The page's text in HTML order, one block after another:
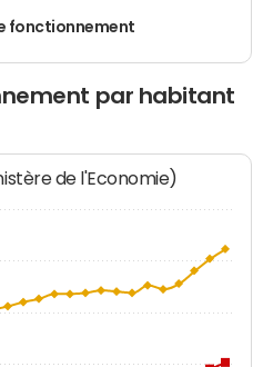
fonctionnement
par habitant
de l'Economie)